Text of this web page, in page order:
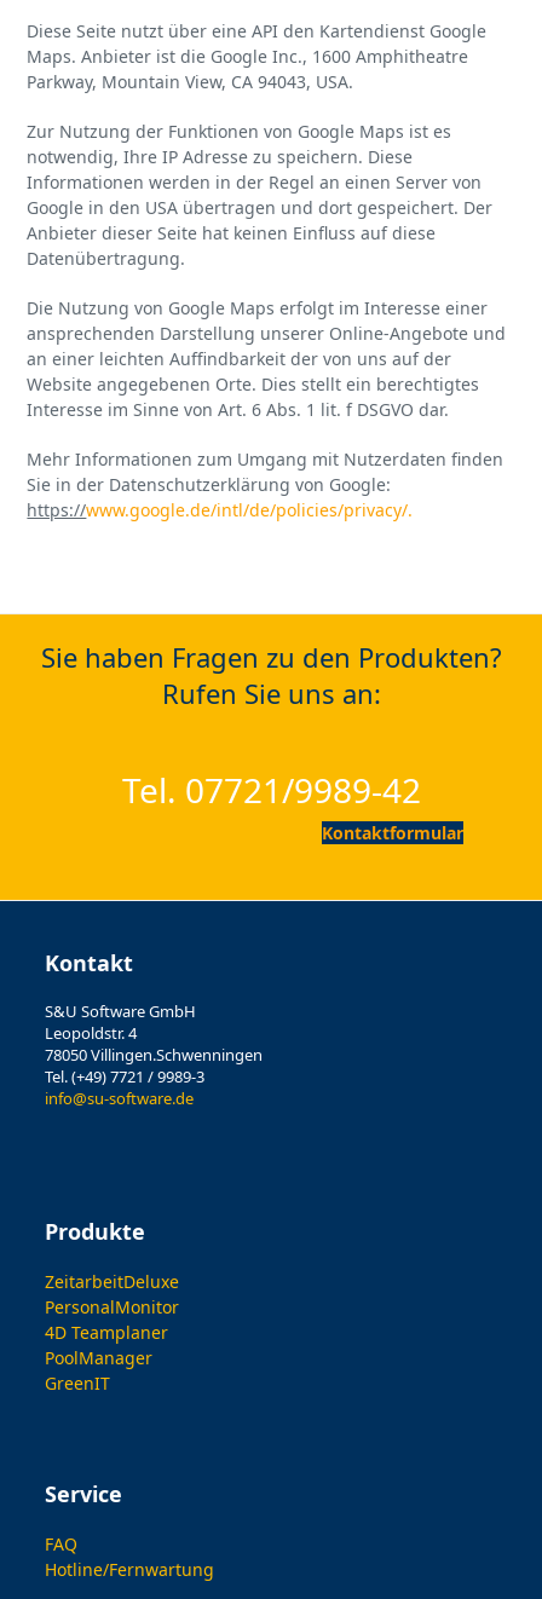
Diese Seite nutzt über eine API den Kartendienst Google
Maps. Anbieter ist die Google Inc., 1600 Amphitheatre
Parkway, Mountain View, CA 94043, USA.
Zur Nutzung der Funktionen von Google Maps ist es
notwendig, Ihre IP Adresse zu speichern. Diese
Informationen werden in der Regel an einen Server von
Google in den USA übertragen und dort gespeichert. Der
Anbieter dieser Seite hat keinen Einfluss auf diese
Datenübertragung.
Die Nutzung von Google Maps erfolgt im Interesse einer
ansprechenden Darstellung unserer Online-Angebote und
an einer leichten Auffindbarkeit der von uns auf der
Website angegebenen Orte. Dies stellt ein berechtigtes
Interesse im Sinne von Art. 6 Abs. 1 lit. f DSGVO dar.
Mehr Informationen zum Umgang mit Nutzerdaten finden
Sie in der Datenschutzerklärung von Google:
https://www.google.de/intl/de/policies/privacy/.
Sie haben Fragen zu den Produkten?
Rufen Sie uns an:
Tel. 07721/9989-42
Kontaktformular
Kontakt
S&U Software GmbH
Leopoldstr. 4
78050 Villingen.Schwenningen
Tel. (+49) 7721 / 9989-3
info@su-software.de
Produkte
ZeitarbeitDeluxe
PersonalMonitor
4D Teamplaner
PoolManager
GreenIT
Service
FAQ
Hotline/Fernwartung